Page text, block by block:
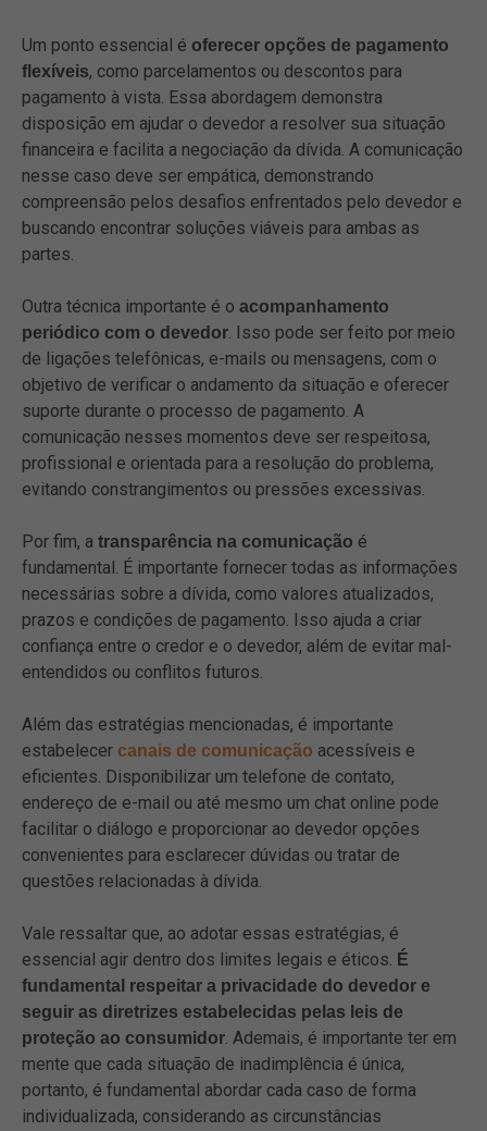
Um ponto essencial é oferecer opções de pagamento
flexíveis, como parcelamentos ou descontos para
pagamento à vista. Essa abordagem demonstra
disposição em ajudar o devedor a resolver sua situação
financeira e facilita a negociação da dívida. A comunicação
nesse caso deve ser empática, demonstrando
compreensão pelos desafios enfrentados pelo devedor e
buscando encontrar soluções viáveis para ambas as
partes.
Outra técnica importante é o acompanhamento
periódico com o devedor. Isso pode ser feito por meio
de ligações telefônicas, e-mails ou mensagens, com o
objetivo de verificar o andamento da situação e oferecer
suporte durante o processo de pagamento. A
comunicação nesses momentos deve ser respeitosa,
profissional e orientada para a resolução do problema,
evitando constrangimentos ou pressões excessivas.
Por fim, a transparência na comunicação é
fundamental. É importante fornecer todas as informações
necessárias sobre a dívida, como valores atualizados,
prazos e condições de pagamento. Isso ajuda a criar
confiança entre o credor e o devedor, além de evitar mal-
entendidos ou conflitos futuros.
Além das estratégias mencionadas, é importante
estabelecer canais de comunicação acessíveis e
eficientes. Disponibilizar um telefone de contato,
endereço de e-mail ou até mesmo um chat online pode
facilitar o diálogo e proporcionar ao devedor opções
convenientes para esclarecer dúvidas ou tratar de
questões relacionadas à dívida.
Vale ressaltar que, ao adotar essas estratégias, é
essencial agir dentro dos limites legais e éticos. É
fundamental respeitar a privacidade do devedor e
seguir as diretrizes estabelecidas pelas leis de
proteção ao consumidor. Ademais, é importante ter em
mente que cada situação de inadimplência é única,
portanto, é fundamental abordar cada caso de forma
individualizada, considerando as circunstâncias